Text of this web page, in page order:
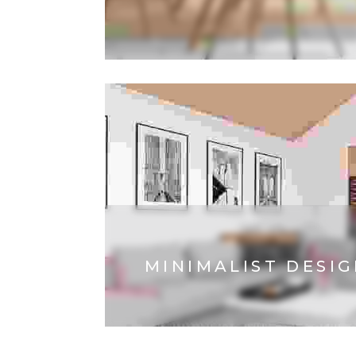
MINIMALIST